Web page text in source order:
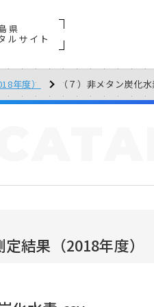
県
ルサイト
年度） （７）非メタン炭化
結果（2018年度）